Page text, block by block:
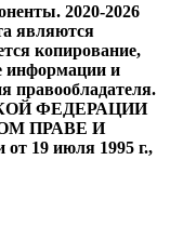
2020-2026
являются
копирование,
информации и
правообладателя.
ФЕДЕРАЦИИ
ПРАВЕ И
19 июля 1995 г.,